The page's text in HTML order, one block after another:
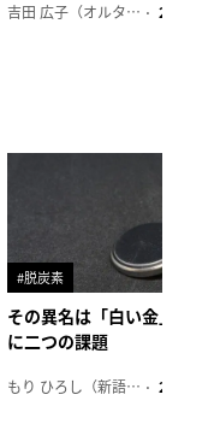
吉田 広子（オルタナ輪番編集長） 2026年6
#脱炭素
その異名は「白い金」、リ
に二つの課題
もり ひろし（新語ウォッチャー） 2023年7